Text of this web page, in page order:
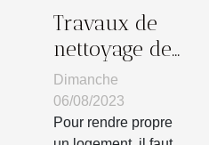
Travaux de
nettoyage de
bâtiment :
quels sont les
différents
Dimanche
06/08/2023
Pour rendre propre